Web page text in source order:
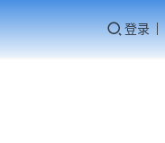
登录